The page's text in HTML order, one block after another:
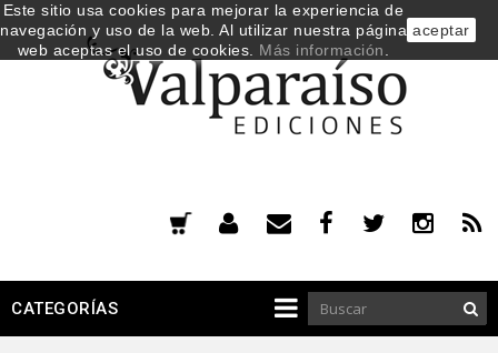
CATEGORÍAS
Este sitio usa cookies para mejorar la experiencia de
navegación y uso de la web. Al utilizar nuestra página
web aceptas el uso de cookies. Más información
aceptar